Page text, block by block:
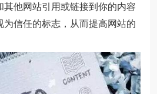
其他网站引用或链接到你的内容
为信任的标志，从而提高网站的